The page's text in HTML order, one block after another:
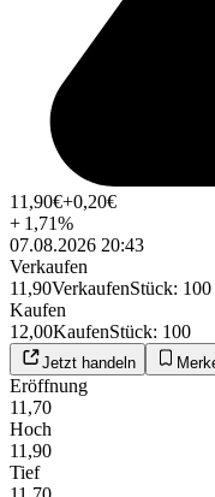
11,90€+0,20€
+ 1,71%
07.08.2026 20:43
Verkaufen
11,90VerkaufenStück: 100
Kaufen
12,00KaufenStück: 100
Jetzt handeln
Eröffnung
11,70
Hoch
11,90
Tief